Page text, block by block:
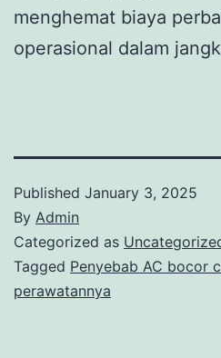
menghemat biaya
operasional dalam
Published January 3, 2025
By Admin
Categorized as
Tagged Penyebab AC bocor
perawatannya